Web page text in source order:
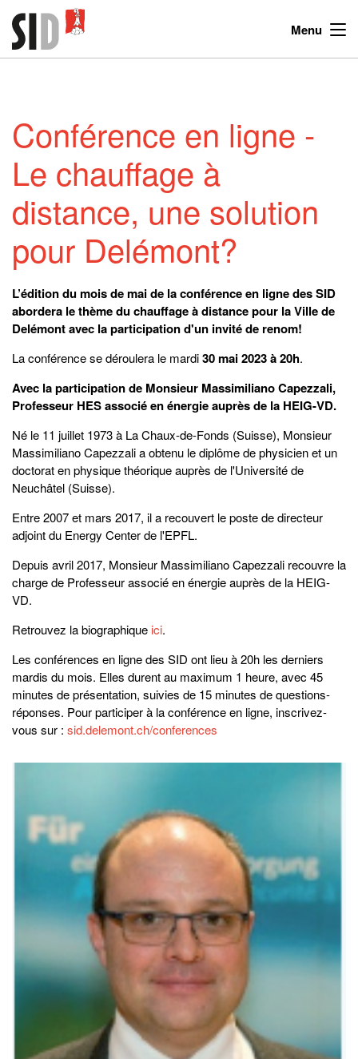
Menu
Conférence en ligne -
Le chauffage à
distance, une solution
pour Delémont?
L’édition du mois de mai de la conférence en ligne des SID
abordera le thème du chauffage à distance pour la Ville de
Delémont avec la participation d'un invité de renom!
La conférence se déroulera le mardi30 mai 2023 à 20h.
Avec la participation de Monsieur Massimiliano Capezzali,
Professeur HES associé en énergie auprès de la HEIG-VD.
Né le 11 juillet 1973 à La Chaux-de-Fonds (Suisse), Monsieur
Massimiliano Capezzali a obtenu le diplôme de physicien et un
doctorat en physique théorique auprès de l'Université de
Neuchâtel (Suisse).
Entre 2007 et mars 2017, il a recouvert le poste de directeur
adjoint du Energy Center de l'EPFL.
Depuis avril 2017, Monsieur Massimiliano Capezzali recouvre la
charge de Professeur associé en énergie auprès de la HEIG-
VD.
Retrouvez la biographique ici.
Les conférences en ligne des SID ont lieu à 20h les derniers
mardis du mois. Elles durent au maximum 1 heure, avec 45
minutes de présentation, suivies de 15 minutes de questions-
réponses. Pour participer à la conférence en ligne, inscrivez-
vous sur : sid.delemont.ch/conferences